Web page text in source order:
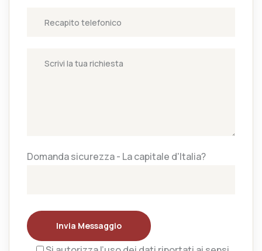
Domanda sicurezza - La capitale d'Italia?
Invia Messaggio